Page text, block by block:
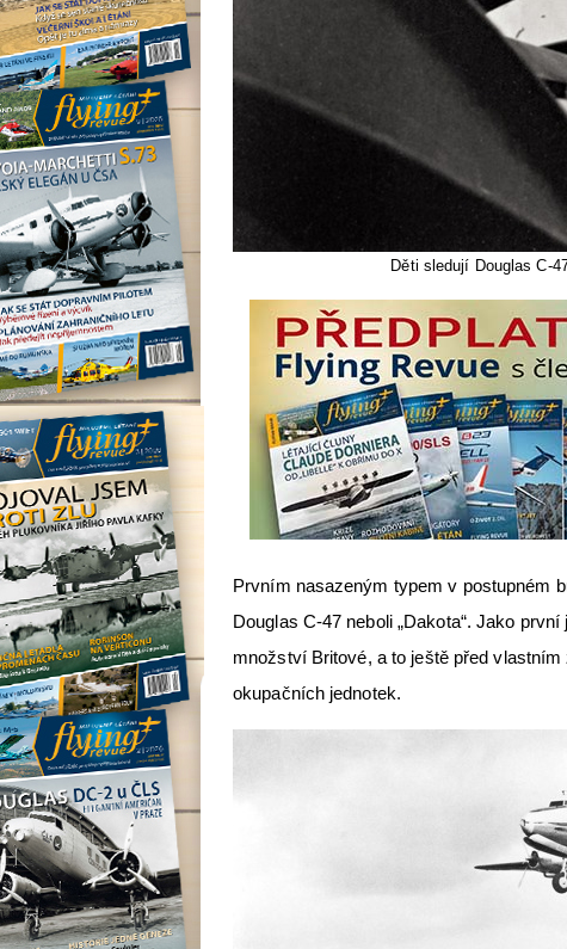
Děti sledují Douglas C-
Prvním nasazeným typem v postupném
Douglas C-47 neboli „Dakota“. Jako
množství Britové, a to ještě před
okupačních jednotek.